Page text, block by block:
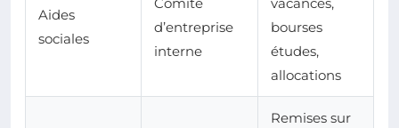
Aides
sociales
d’entreprise
interne
bourses
études,
allocations
Remises sur